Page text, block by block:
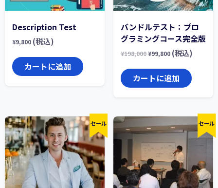
Description Test
¥9,800 (税込)
カートに追加
バンドルテスト：プロ
グラミングコース完全版
¥198,000 ¥99,800 (税込)
カートに追加
セール セール